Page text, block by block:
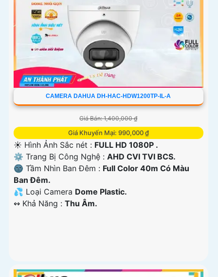
CAMERA DAHUA DH-HAC-HDW1200TP-IL-A
Giá Bán: 1,400,000 ₫
Giá Khuyến Mại: 990,000 ₫
☀️ Hình Ảnh Sắc nét : FULL HD 1080P .
⚙ Trang Bị Công Nghệ : AHD CVI TVI BCS.
🌚 Tầm Nhìn Ban Đêm : Full Color 40m Có Màu
Ban Đêm.
💦 Loại Camera Dome Plastic.
️↭ Khả Năng : Thu Âm.